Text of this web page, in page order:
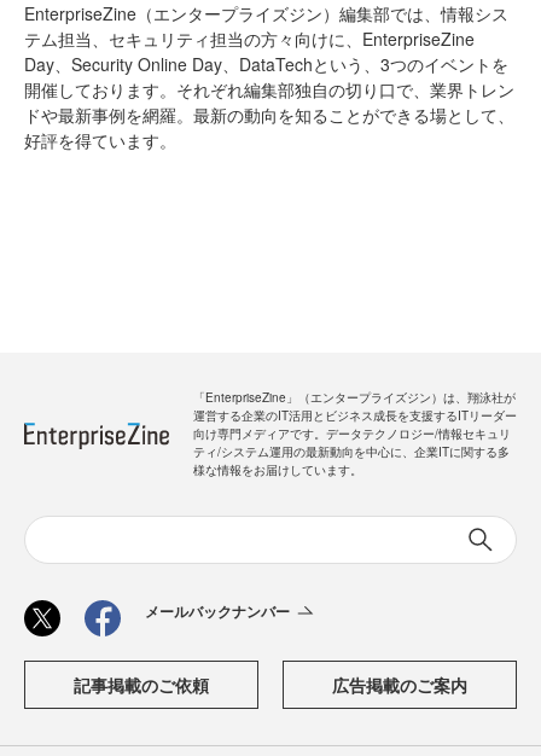
EnterpriseZine（エンタープライズジン）編集部では、情報シス
テム担当、セキュリティ担当の方々向けに、EnterpriseZine
Day、Security Online Day、DataTechという、3つのイベントを
開催しております。それぞれ編集部独自の切り口で、業界トレン
ドや最新事例を網羅。最新の動向を知ることができる場として、
好評を得ています。
「EnterpriseZine」（エンタープライズジン）は、翔泳社が
運営する企業のIT活用とビジネス成長を支援するITリーダー
向け専門メディアです。データテクノロジー/情報セキュリ
ティ/システム運用の最新動向を中心に、企業ITに関する多
様な情報をお届けしています。
メールバックナンバー
記事掲載のご依頼 広告掲載のご案内